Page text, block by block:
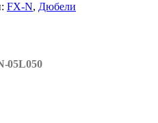
FX-N, Дюбели
05L050